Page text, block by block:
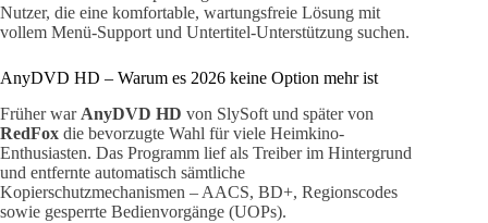
Nutzer, die eine komfortable, wartungsfreie Lösung mit
vollem Menü-Support und Untertitel-Unterstützung suchen.
AnyDVD HD – Warum es 2026 keine Option mehr ist
Früher war AnyDVD HD von SlySoft und später von
RedFox die bevorzugte Wahl für viele Heimkino-
Enthusiasten. Das Programm lief als Treiber im Hintergrund
und entfernte automatisch sämtliche
Kopierschutzmechanismen – AACS, BD+, Regionscodes
sowie gesperrte Bedienvorgänge (UOPs).